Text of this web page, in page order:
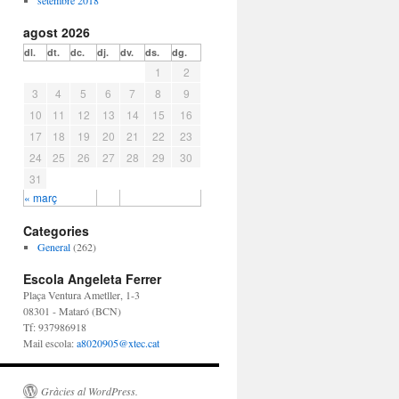
agost 2026
dl. dt. dc. dj. dv. ds. dg.
« març
1
2
3
4 5 6 7 8
9
10
11 12 13 14 15
16
17
18 19 20 21 22
23
24
25 26 27 28 29
30
31
Categories
General(262)
Escola Angeleta Ferrer
Plaça Ventura Ametller, 1-3
08301 - Mataró (BCN)
Tf: 937986918
Mail escola:a8020905@xtec.cat
Gràcies al WordPress.